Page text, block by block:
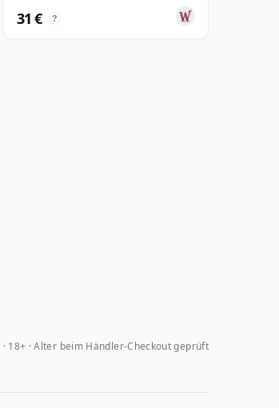
31 € ?
18+ · Alter beim Händler-Checkout geprüft